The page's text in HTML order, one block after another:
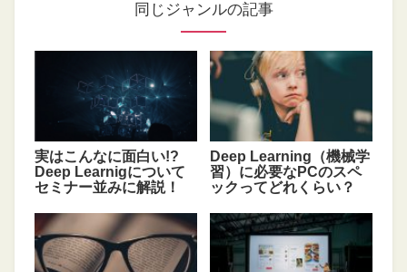
同じジャンルの記事
実はこんなに面白い!?
Deep Learnigについて
セミナー並みに解説！
Deep Learning（機械学
習）に必要なPCのスペ
ックってどれくらい？